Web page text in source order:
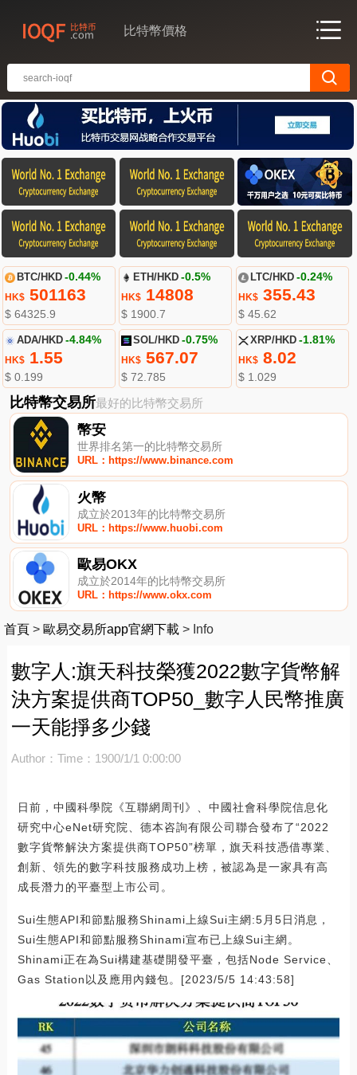
比特幣價格
BTC/HKD -0.44%
HK$501163
$ 64325.9
ETH/HKD -0.5%
HK$ 14808
$ 1900.7
LTC/HKD -0.24%
HK$355.43
$ 45.62
ADA/HKD -4.84%
HK$1.55
$ 0.199
SOL/HKD -0.75%
HK$ 567.07
$ 72.785
XRP/HKD -1.81%
HK$8.02
$ 1.029
比特幣交易所最好的比特幣交易所
幣安
世界排名第一的比特幣交易所
URL：https://www.binance.com
火幣
成立於2013年的比特幣交易所
URL：https://www.huobi.com
歐易OKX
成立於2014年的比特幣交易所
URL：https://www.okx.com
首頁 > 歐易交易所app官網下載 > Info
數字人:旗天科技榮獲2022數字貨幣解
決方案提供商TOP50_數字人民幣推廣
一天能掙多少錢
Author： Time：1900/1/1 0:00:00
日前，中國科學院《互聯網周刊》、中國社會科學院信息化
研究中心eNet研究院、德本咨詢有限公司聯合發布了“2022
數字貨幣解決方案提供商TOP50”榜單，旗天科技憑借專業、
創新、領先的數字科技服務成功上榜，被認為是一家具有高
成長潛力的平臺型上市公司。
Sui生態API和節點服務Shinami上線Sui主網:5月5日消息，
Sui生態API和節點服務Shinami宣布已上線Sui主網。
Shinami正在為Sui構建基礎開發平臺，包括Node Service、
Gas Station以及應用內錢包。[2023/5/5 14:43:58]